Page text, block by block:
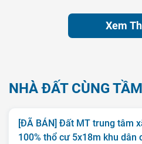
Xem
NHÀ ĐẤT CÙNG
[ĐÃ BÁN] Đất MT trung tâm
100% thổ cư 5x18m khu dân